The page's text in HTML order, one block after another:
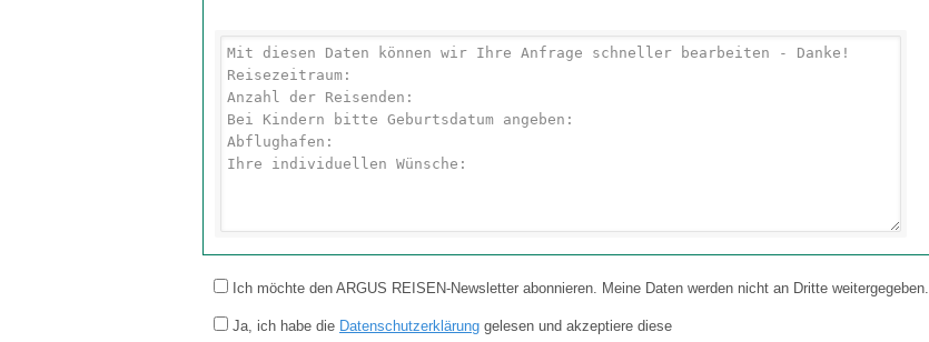
Ich möchte den ARGUS REISEN-Newsletter abonnieren. Meine Daten werden nicht an Dritte weitergegeben.
Ja, ich habe die Datenschutzerklärung gelesen und akzeptiere diese